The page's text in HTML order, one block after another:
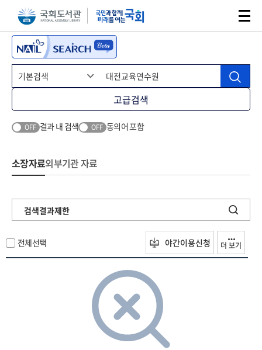
본문 바로가기주메뉴 바로가기
고급검색
OFF 결과 내 검색 OFF 동의어 포함
소장자료외부기관 자료
검색결과제한
전체선택 야간이용신청 더 보기